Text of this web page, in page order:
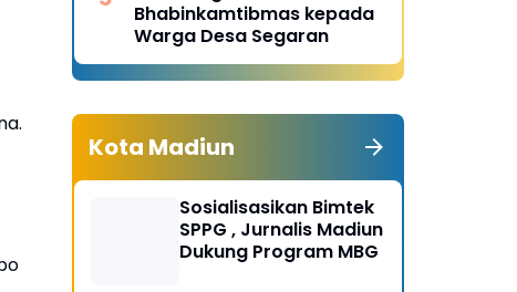
Bhabinkamtibmas kepada
Warga Desa Segaran
Kota Madiun
Sosialisasikan Bimtek
SPPG , Jurnalis Madiun
Dukung Program MBG